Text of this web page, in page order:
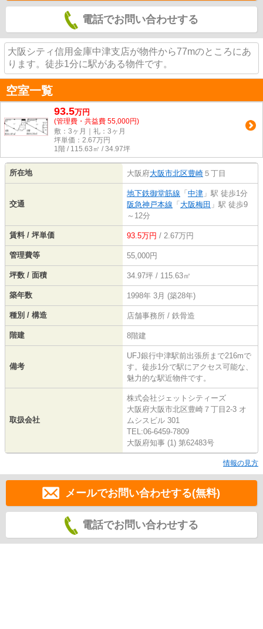
電話でお問い合わせする
大阪シティ信用金庫中津支店が物件から77mのところにあ
ります。徒歩1分に駅がある物件です。
空室一覧
93.5万円
(管理費・共益費 55,000円)
敷：3ヶ月｜礼：3ヶ月
坪単価： 2.67万円
1階 / 115.63㎡ / 34.97坪
所在地 大阪府大阪市北区豊崎 ５丁目
交通
地下鉄御堂筋線 「 中津 」駅 徒歩1分
阪急神戸本線 「 大阪梅田 」駅 徒歩9
～12分
賃料 / 坪単価 93.5万円 / 2.67万円
管理費等 55,000円
坪数 / 面積 34.97坪 / 115.63㎡
築年数 1998年 3月 (築28年)
種別 / 構造 店舗事務所 / 鉄骨造
階建 8階建
備考
UFJ銀行中津駅前出張所まで216mで
す。徒歩1分で駅にアクセス可能な、
魅力的な駅近物件です。
取扱会社
株式会社ジェットシティーズ
大阪府大阪市北区豊崎７丁目2-3 オ
ムシスビル 301
TEL:06-6459-7809
大阪府知事 (1) 第62483号
情報の見方
メールでお問い合わせする(無料)
電話でお問い合わせする